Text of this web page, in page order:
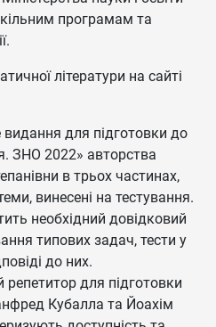
програмам та
літератури на сайті
видання для підготовки до
ЗНО 2022» авторства
в трьох частинах,
винесені на тестування.
необхідний довідковий
типових задач, тести у
до них.
для підготовки
Кубалла та Йоахім